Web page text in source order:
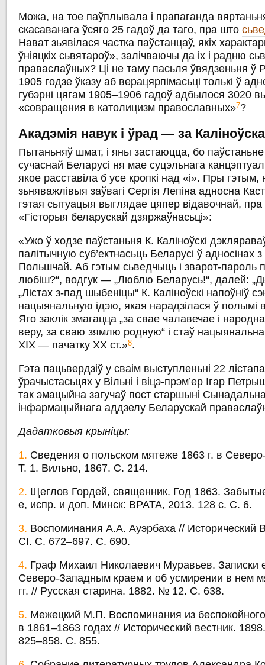
Можа, на тое паўплывала і прапаганда
скасаванага ўсяго 25 гадоў да таго, пра што
Нават зьявілася частка паўстанцаў, якіх
ўніяцкіх сьвятароў», залічваючы да іх і радню
праваслаўных? Ці не таму пасьля ўвядзеньня ў
1905 годзе ўказу аб верацярпімасьці толькі ў
губэрні цягам 1905–1906 гадоў адбылося 3020
«совращения в католицизм православных»7?
Акадэмія навук і ўрад — за
Пытаньняў шмат, і яны застаюцца, бо
сучаснай Беларусі ня мае суцэльнага
якое расставіла б усе кропкі над «і». Пры
зьняважлівыя заўвагі Сергія Лепіна адносна
гэтая сытуацыя выглядае цяпер відавочнай,
«Гісторыя беларускай дзяржаўнасьці»:
«Ужо ў ходзе паўстаньня К. Каліноўскі
палітычную суб’ектнасьць Беларусі ў адносінах
Польшчай. Аб гэтым сьведчыць і зварот-пароль
любіш?“, водгук — „Люблю Беларусь!“, далей:
„Лістах з-пад шыбеніцы“ К. Каліноўскі напоўніў
нацыянальную ідэю, якая нарадзілася ў полымі
Яго заклік змагацца „за свае чалавечае і
веру, за сваю зямлю родную“ і стаў
ХІХ — пачатку ХХ ст.»8.
Гэта пацьвердзіў у сваім выступленьні 22
ўрачыстасьцях у Вільні і віцэ-прэм’ер Ігар
так эмацыйна загучаў пост старшыні
інфармацыйнага аддзелу Беларускай
Дадатковыя крыніцы:
1. Сведения о польском мятеже 1863 г. в
Т. 1. Вильно, 1867. С. 214.​
2. Щеглов Гордей, священник. Год 1863.
е, испр. и доп. Минск: ВРАТА, 2013. 128 с. С. 6.
3. Воспоминания А.А. Ауэрбаха // Исторический
СІ. С. 672–697. С. 690.
4. Граф Михаил Николаевич Муравьев. Записки
Северо-Западным краем и об усмирении в нем
гг. // Русская старина. 1882. № 12. С. 638.
5. Межецкий М.П. Воспоминания из
в 1861–1863 годах // Исторический вестник.
825–858. С. 855.